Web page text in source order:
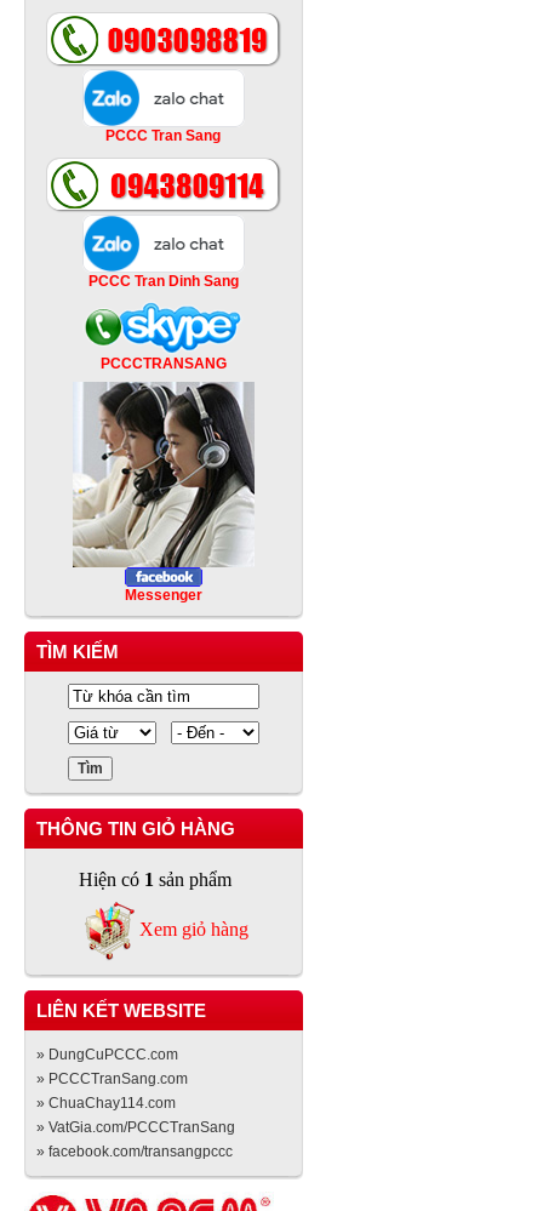
PCCC Tran Sang
PCCC Tran Dinh Sang
PCCCTRANSANG
Messenger
TÌM KIẾM
THÔNG TIN GIỎ HÀNG
Hiện có 1 sản phẩm
Xem giỏ hàng
LIÊN KẾT WEBSITE
» DungCuPCCC.com
» PCCCTranSang.com
» ChuaChay114.com
» VatGia.com/PCCCTranSang
» facebook.com/transangpccc